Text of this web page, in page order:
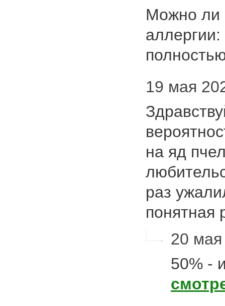
Можно ли
19 мая
на яд
раз
20
50% -